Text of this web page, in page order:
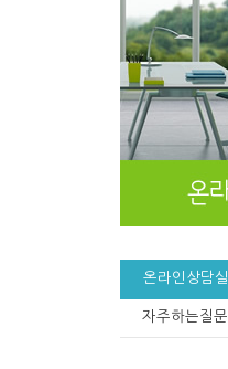
온라인상담실
자주하는질문